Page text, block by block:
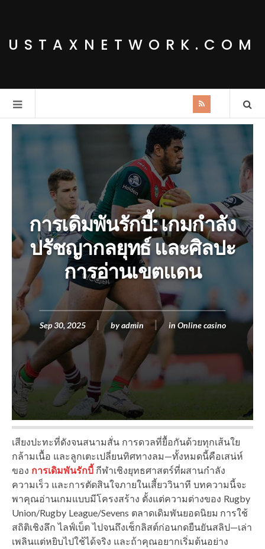
USTAXNETWORK.COM
การเดิมพันรักบี้: เกมกำลัง
ปรัชญากลยุทธ์ และศิลปะ
การอ่านเขตแดน
Sep 30, 2025 by admin inOnline casino
เสียงปะทะที่ดังจนสนามสั่น การดวลที่ยื้อกันด้วยทุกเส้นใย
กล้ามเนื้อ และลูกเตะเปลี่ยนทิศทางลม—ทั้งหมดนี้คือเสน่ห์
ของ การเดิมพันรักบี้กีฬาเชิงยุทธศาสตร์ที่ผสานกำลัง
ความเร็ว และการตัดสินใจภายในเสี้ยววินาที บทความนี้จะ
พาคุณอ่านเกมแบบมีโครงสร้าง ตั้งแต่ความต่างของ Rugby
Union/Rugby League/Sevens ตลาดเดิมพันยอดนิยม การใช้
สถิติเชิงลึก ไลฟ์เบ็ต ไปจนถึงเช็กลิสต์ก่อนกดยืนยันสลิป—เล่า
เพลินแต่หยิบไปใช้ได้จริง และถ้าคุณอยากเริ่มต้นอย่าง